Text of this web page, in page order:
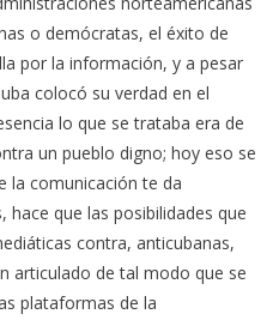
o demócratas, el éxito de
por la información, y a pesar
colocó su verdad en el
lo que se trataba era de
un pueblo digno; hoy eso se
la comunicación te da
que las posibilidades que
contra, anticubanas,
articulado de tal modo que se
plataformas de la